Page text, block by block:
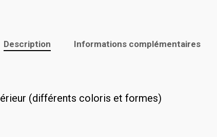
Description Informations complémentaires
(différents coloris et formes)